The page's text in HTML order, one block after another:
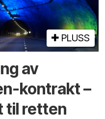
PLUSS
av
kontrakt –
til retten